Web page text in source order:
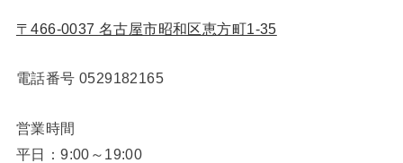
〒466-0037 名古屋市昭和区恵方町1-35
電話番号 0529182165
営業時間
平日：9:00～19:00